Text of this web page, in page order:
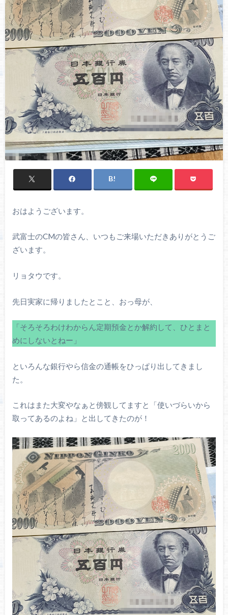
おはようございます。
武富士のCMの皆さん、いつもご来場いただきありがとうご
ざいます。
リョタウです。
先日実家に帰りましたとこと、おっ母が、
「そろそろわけわからん定期預金とか解約して、ひとまと
めにしないとねー」
といろんな銀行やら信金の通帳をひっぱり出してきまし
た。
これはまた大変やなぁと傍観してますと「使いづらいから
取ってあるのよね」と出してきたのが！